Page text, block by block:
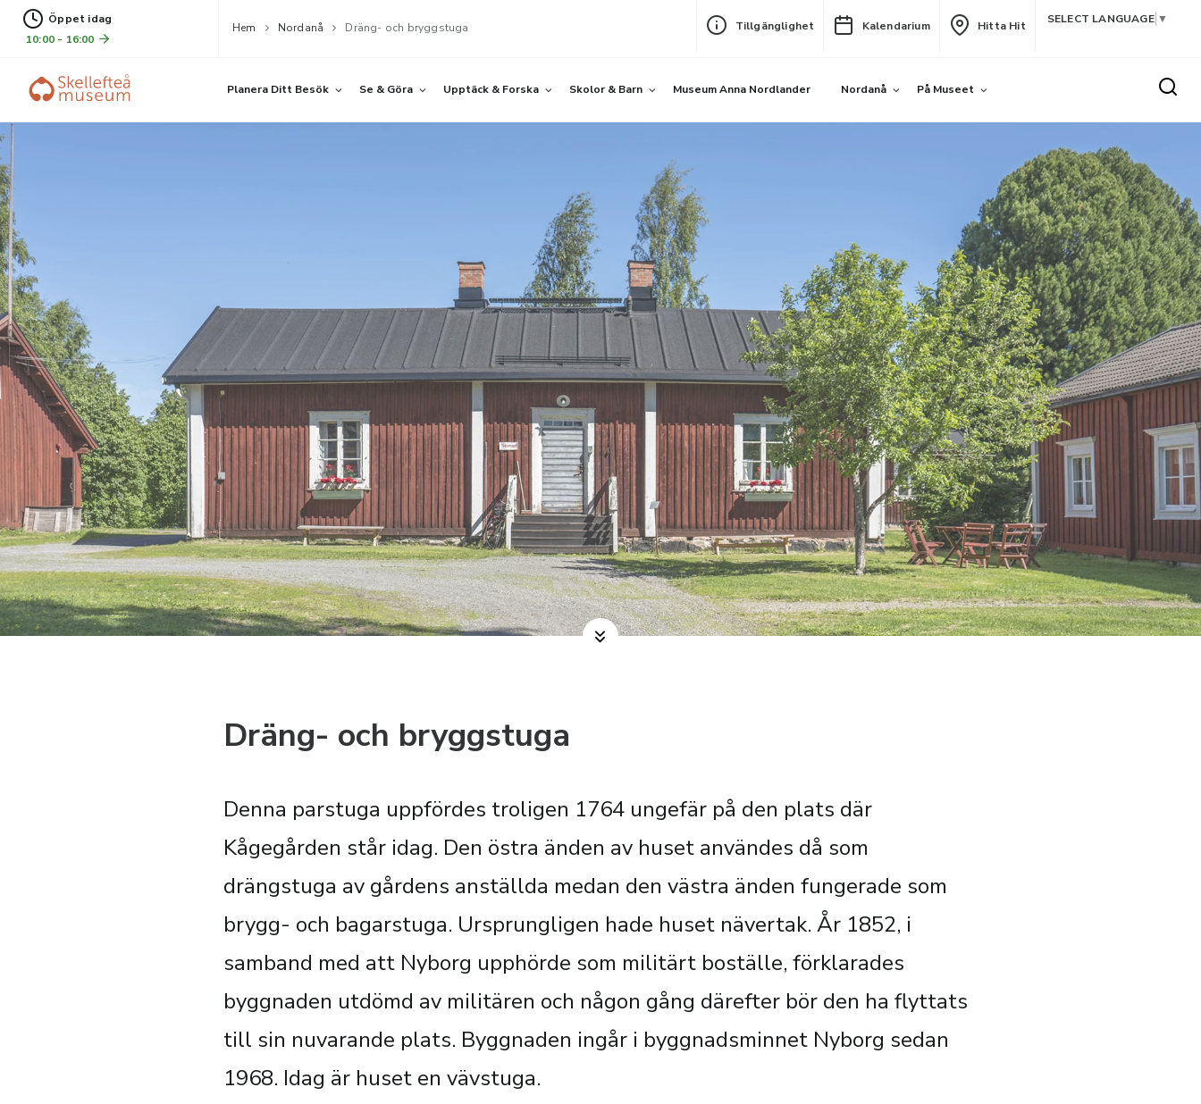
Öppet idag
10:00 - 16:00
Hem Nordanå Dräng- och bryggstuga Tillgänglighet Kalendarium Hitta Hit SELECT LANGUAGE ▼
Planera Ditt Besök Se & Göra Upptäck & Forska Skolor & Barn Museum Anna Nordlander Nordanå På Museet
Dräng- och bryggstuga
Denna parstuga uppfördes troligen 1764 ungefär på den plats där
Kågegården står idag. Den östra änden av huset användes då som
drängstuga av gårdens anställda medan den västra änden fungerade som
brygg- och bagarstuga. Ursprungligen hade huset nävertak. År 1852, i
samband med att Nyborg upphörde som militärt boställe, förklarades
byggnaden utdömd av militären och någon gång därefter bör den ha flyttats
till sin nuvarande plats. Byggnaden ingår i byggnadsminnet Nyborg sedan
1968. Idag är huset en vävstuga.